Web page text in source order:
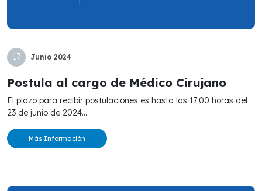
17 Junio 2024
Postula al cargo de Médico Cirujano
El plazo para recibir postulaciones es hasta las 17:00 horas del
23 de junio de 2024....
Más Información